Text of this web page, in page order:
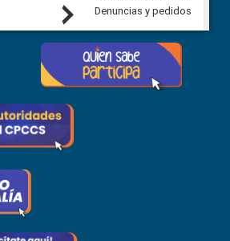
7 agosto, 2026
Next
Denuncias y pedidos